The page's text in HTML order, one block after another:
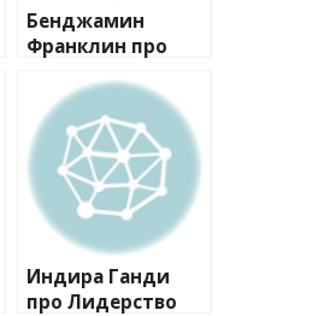
Бенджамин
Франклин про
ование
Индира Ганди
про Лидерство